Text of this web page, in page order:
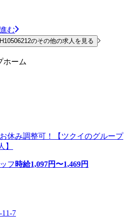
む
のその他の求人を見る
ホーム
休み調整可！【ツクイのグループ
】
フ 時給1,097円〜1,469円
7